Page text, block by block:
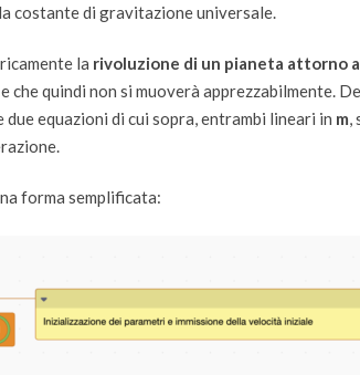
costante di gravitazione universale.
la rivoluzione di un pianeta attorno
e che quindi non si muoverà apprezzabilmente.
equazioni di cui sopra, entrambi lineari in m,
forma semplificata: